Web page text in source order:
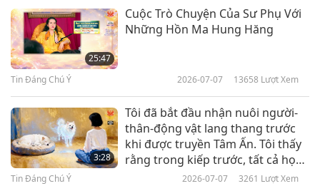
Tin Đáng Chú Ý 2021-07-08 3043 Lượt Xem
9
Tin Đáng Chú Ý
Tin Đáng Chú Ý 2021-07-09 2961 Lượt Xem
10
Tin Đáng Chú Ý
25:47
Cuộc Trò Chuyện Của Sư Phụ Với
Những Hồn Ma Hung Hăng
Tin Đáng Chú Ý 2026-07-07 13658 Lượt Xem
3:28
Tôi đã bắt đầu nhận nuôi người-
thân-động vật lang thang trước
khi được truyền Tâm Ấn. Tôi thấy
rằng trong kiếp trước, tất cả họ
đều là con người!
Tin Đáng Chú Ý 2026-07-07 3261 Lượt Xem